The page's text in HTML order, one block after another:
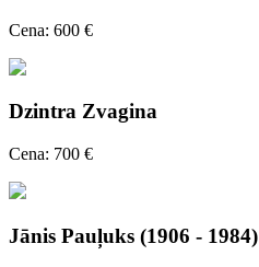
Cena: 600 €
Dzintra Zvagina
Cena: 700 €
Jānis Pauļuks (1906 - 1984)